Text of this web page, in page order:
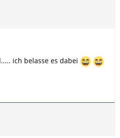
ich belasse es dabei